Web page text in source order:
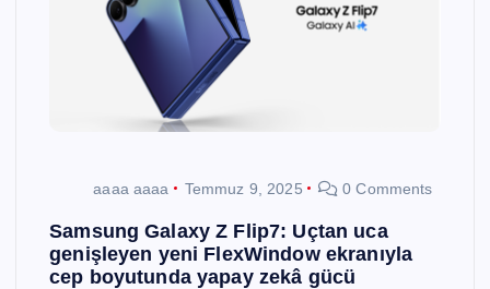
aaaa aaaa Temmuz 9, 2025 0 Comments
Samsung Galaxy Z Flip7: Uçtan uca
genişleyen yeni FlexWindow ekranıyla
cep boyutunda yapay zekâ gücü